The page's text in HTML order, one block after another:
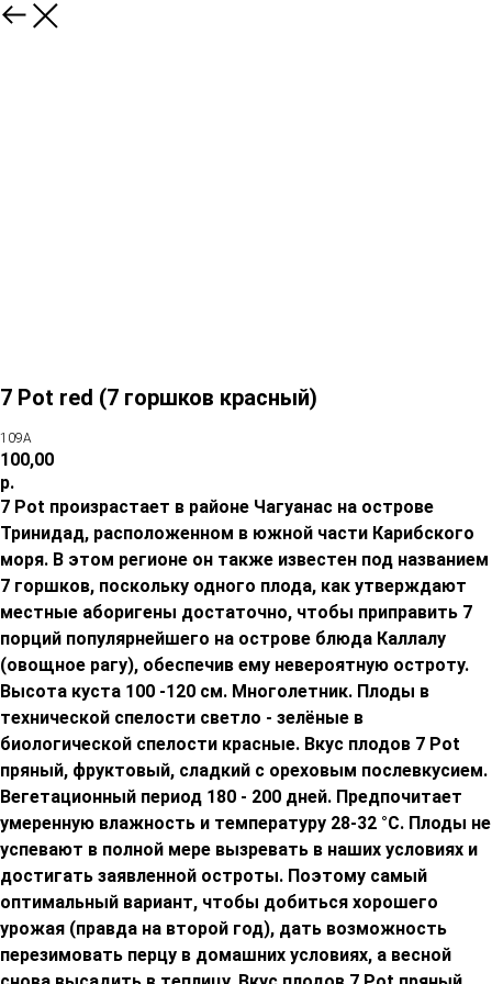
7 Pot red (7 горшков красный)
109А
100,00
р.
7 Pot произрастает в районе Чагуанас на острове
Тринидад, расположенном в южной части Карибского
моря. В этом регионе он также известен под названием
7 горшков, поскольку одного плода, как утверждают
местные аборигены достаточно, чтобы приправить 7
порций популярнейшего на острове блюда Каллалу
(овощное рагу), обеспечив ему невероятную остроту.
Bысота куста 100 -120 см. Многолетник. Плоды в
технической спелости светло - зелёные в
биологической спелости красные. Вкус плодов 7 Pot
пряный, фруктовый, сладкий с ореховым послевкусием.
Вегетационный период 180 - 200 дней. Предпочитает
умеренную влажность и температуру 28-32 °C. Плоды не
успевают в полной мере вызревать в наших условиях и
достигать заявленной остроты. Поэтому самый
оптимальный вариант, чтобы добиться хорошего
урожая (правда на второй год), дать возможность
перезимовать перцу в домашних условиях, а весной